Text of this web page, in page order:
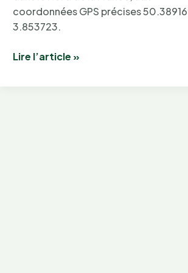
coordonnées GPS précises
3.853723.
Forêt
Lire l’article »